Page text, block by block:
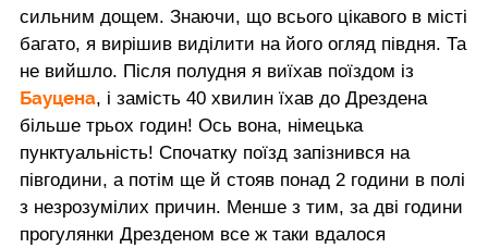
сильним дощем. Знаючи, що всього цікавого в місті
багато, я вирішив виділити на його огляд півдня. Та
не вийшло. Після полудня я виїхав поїздом із
Бауцена, і замість 40 хвилин їхав до Дрездена
більше трьох годин! Ось вона, німецька
пунктуальність! Спочатку поїзд запізнився на
півгодини, а потім ще й стояв понад 2 години в полі
з незрозумілих причин. Менше з тим, за дві години
прогулянки Дрезденом все ж таки вдалося